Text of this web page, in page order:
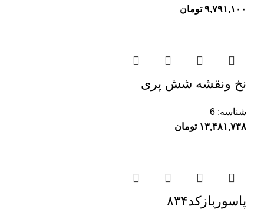
۹,۷۹۱,۱۰۰ تومان
نخ ونقشه شش پری
شناسه: 6
۱۳,۴۸۱,۷۳۸ تومان
پاسوربازکد۸۳۴